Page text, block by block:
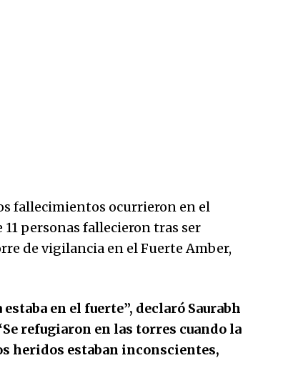
fallecimientos ocurrieron en el
personas fallecieron tras ser
de vigilancia en el Fuerte Amber,
en el fuerte”, declaró Saurabh
refugiaron en las torres cuando la
heridos estaban inconscientes,